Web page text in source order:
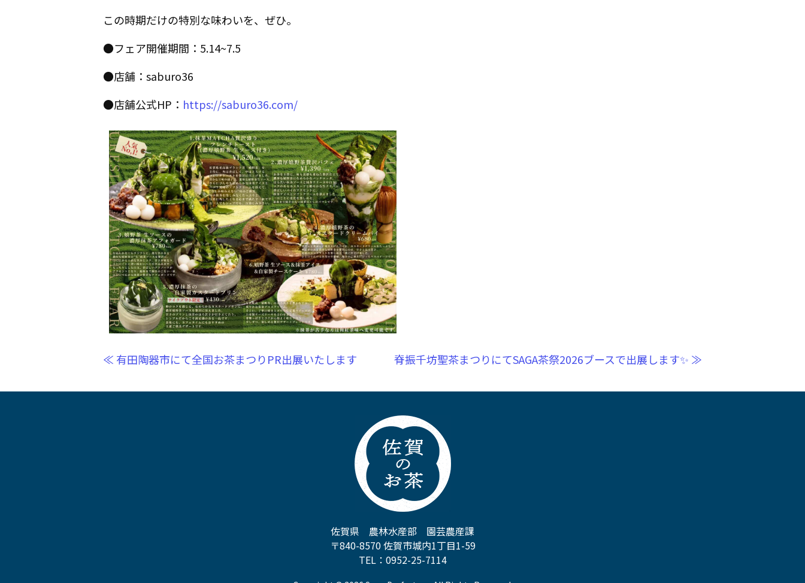
この時期だけの特別な味わいを、ぜひ。
●フェア開催期間：5.14~7.5
●店舗：saburo36
●店舗公式HP： https://saburo36.com/
≪ 有田陶器市にて全国お茶まつりPR出展いたします 脊振千坊聖茶まつりにてSAGA茶祭2026ブースで出展します✨ ≫
佐賀県 農林水産部 園芸農産課
〒840-8570 佐賀市城内1丁目1-59
TEL：0952-25-7114